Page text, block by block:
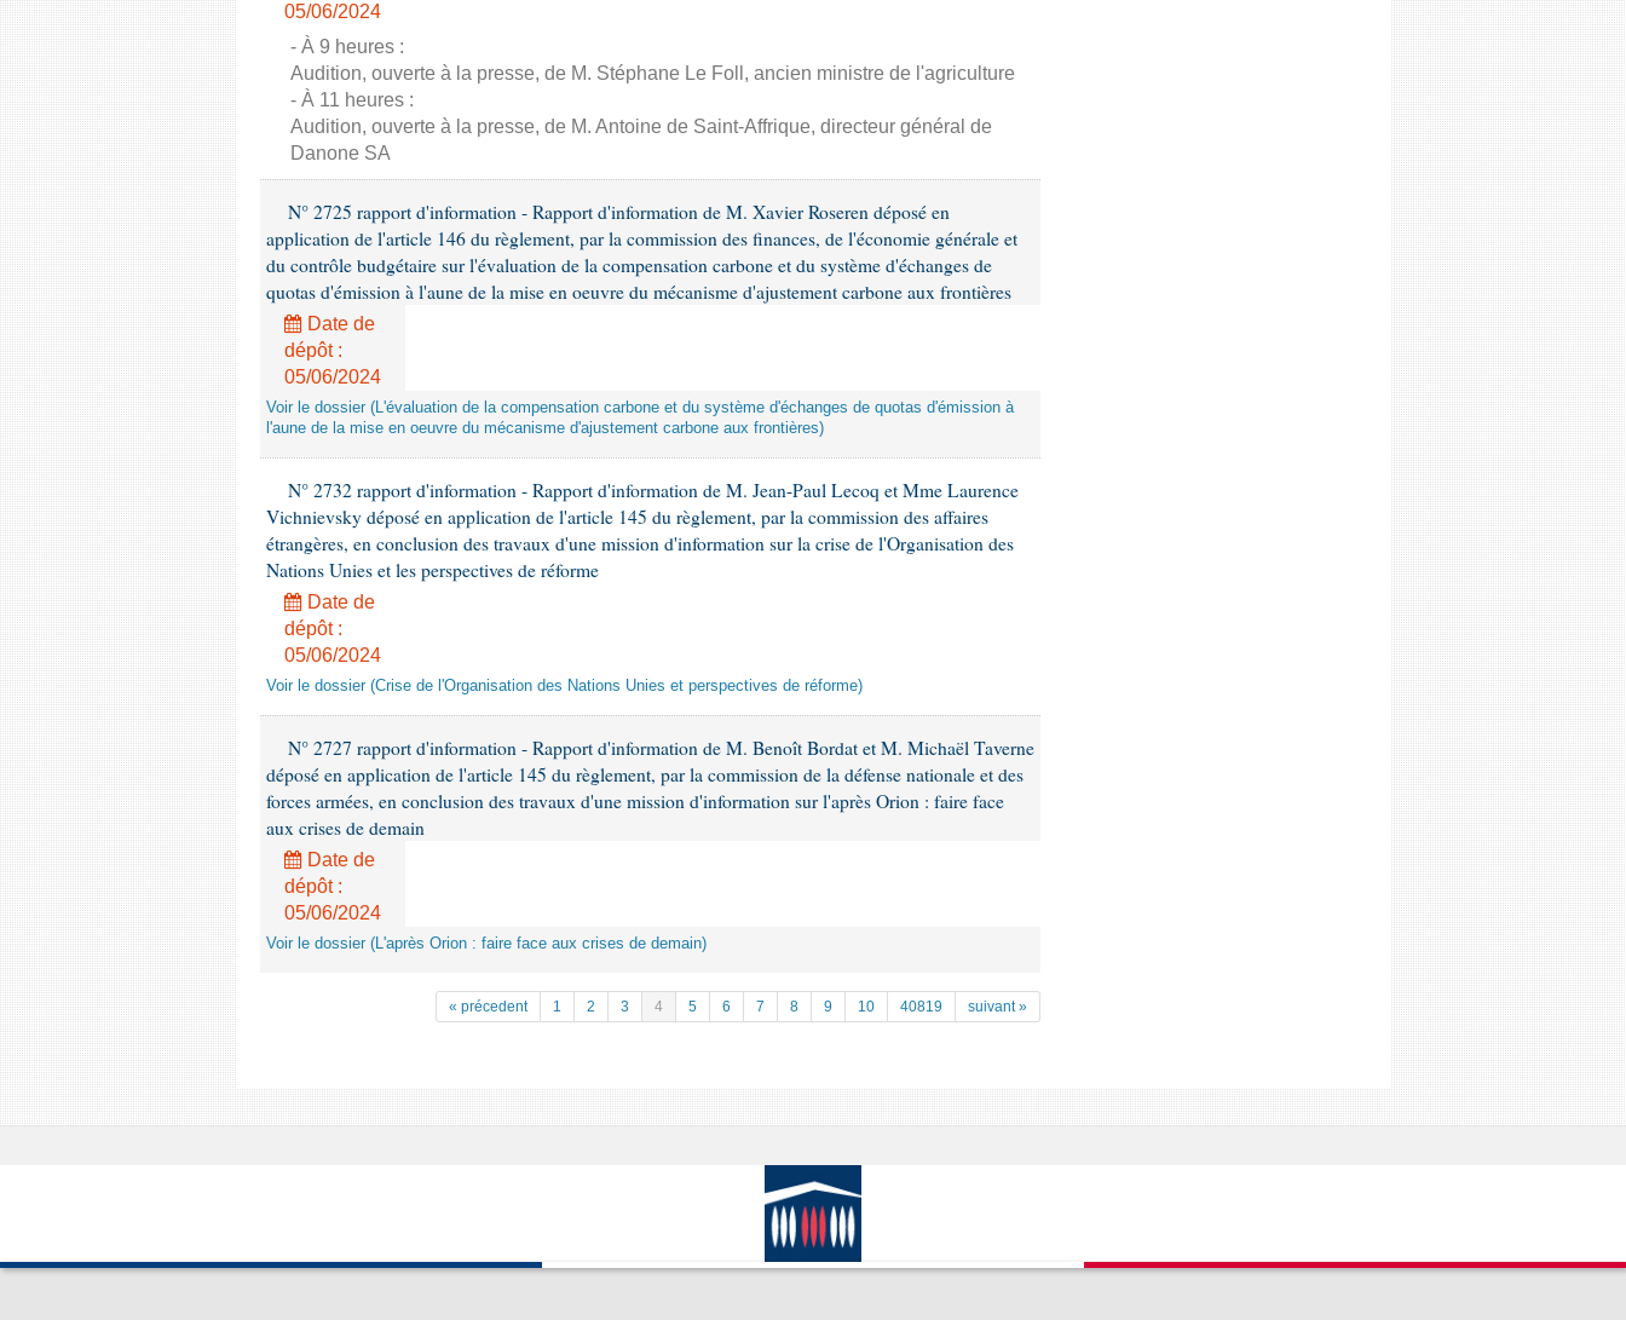
05/06/2024
- À 9 heures :
Audition, ouverte à la presse, de M. Stéphane Le Foll, ancien ministre de l'agriculture
- À 11 heures :
Audition, ouverte à la presse, de M. Antoine de Saint-Affrique, directeur général de
Danone SA
N° 2725 rapport d'information - Rapport d'information de M. Xavier Roseren déposé en
application de l'article 146 du règlement, par la commission des finances, de l'économie générale et
du contrôle budgétaire sur l'évaluation de la compensation carbone et du système d'échanges de
quotas d'émission à l'aune de la mise en oeuvre du mécanisme d'ajustement carbone aux frontières
Date de
dépôt :
05/06/2024
Voir le dossier (L'évaluation de la compensation carbone et du système d'échanges de quotas d'émission à
l'aune de la mise en oeuvre du mécanisme d'ajustement carbone aux frontières)
N° 2732 rapport d'information - Rapport d'information de M. Jean-Paul Lecoq et Mme Laurence
Vichnievsky déposé en application de l'article 145 du règlement, par la commission des affaires
étrangères, en conclusion des travaux d'une mission d'information sur la crise de l'Organisation des
Nations Unies et les perspectives de réforme
Date de
dépôt :
05/06/2024
Voir le dossier (Crise de l'Organisation des Nations Unies et perspectives de réforme)
N° 2727 rapport d'information - Rapport d'information de M. Benoît Bordat et M. Michaël Taverne
déposé en application de l'article 145 du règlement, par la commission de la défense nationale et des
forces armées, en conclusion des travaux d'une mission d'information sur l'après Orion : faire face
aux crises de demain
Date de
dépôt :
05/06/2024
Voir le dossier (L'après Orion : faire face aux crises de demain)
« précedent 1 2 3 4 5 6 7 8 9 10 40819 suivant »